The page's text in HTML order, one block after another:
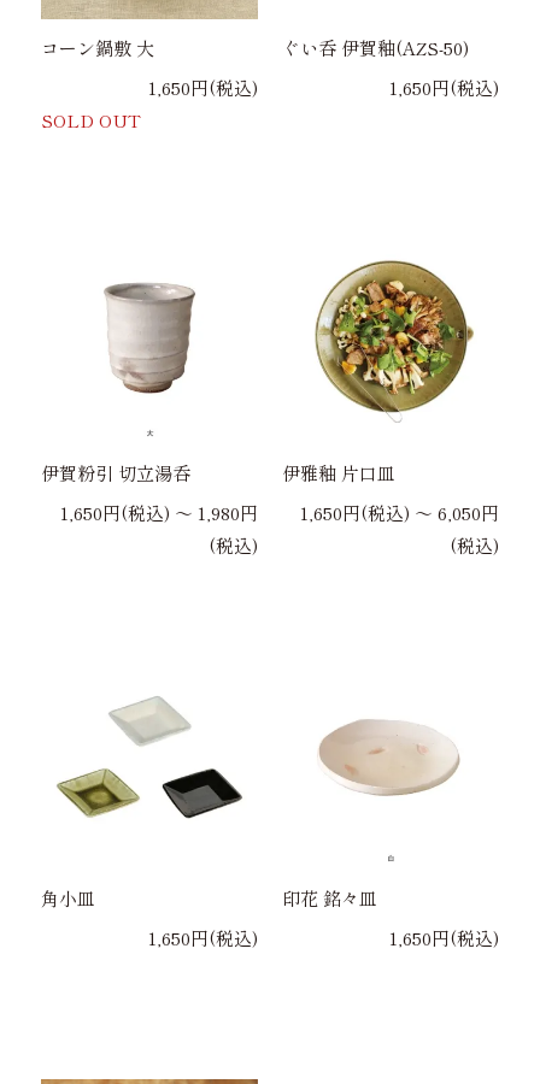
コーン鍋敷 大
1,650円(税込)
SOLD OUT
ぐい呑 伊賀釉(AZS-50)
1,650円(税込)
伊賀粉引 切立湯呑
1,650円(税込) 〜 1,980円
(税込)
伊雅釉 片口皿
1,650円(税込) 〜 6,050円
(税込)
角小皿
1,650円(税込)
印花 銘々皿
1,650円(税込)